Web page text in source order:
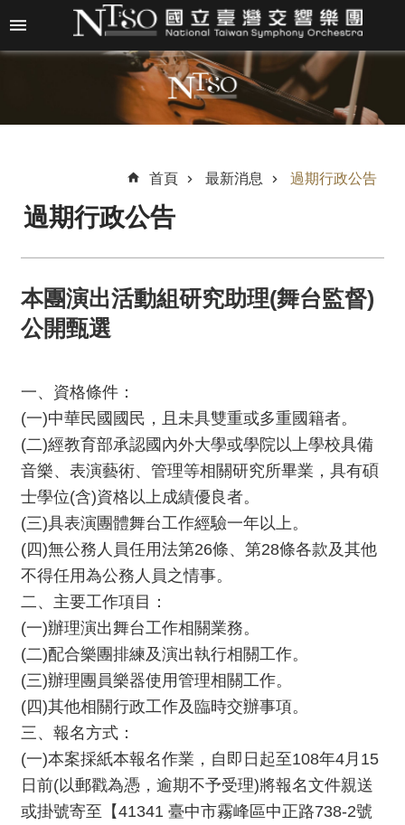
跳到主要內容區塊
尋
關
N
S
O
新
消
息
音
樂
會
演
奏
廳
園
區
推
廣
活
動
首頁 最新消息 過期行政公告
過期行政公告
本團演出活動組研究助理(舞台監督)
公開甄選
一、資格條件：
(一)中華民國國民，且未具雙重或多重國籍者。
(二)經教育部承認國內外大學或學院以上學校具備
音樂、表演藝術、管理等相關研究所畢業，具有碩
士學位(含)資格以上成績優良者。
(三)具表演團體舞台工作經驗一年以上。
(四)無公務人員任用法第26條、第28條各款及其他
不得任用為公務人員之情事。
二、主要工作項目：
(一)辦理演出舞台工作相關業務。
(二)配合樂團排練及演出執行相關工作。
(三)辦理團員樂器使用管理相關工作。
(四)其他相關行政工作及臨時交辦事項。
三、報名方式：
(一)本案採紙本報名作業，自即日起至108年4月15
日前(以郵戳為憑，逾期不予受理)將報名文件親送
或掛號寄至【41341 臺中市霧峰區中正路738-2號